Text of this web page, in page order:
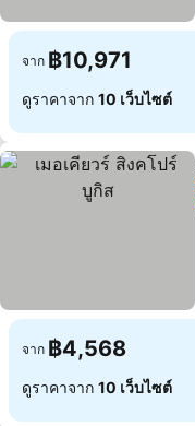
จาก ฿10,971
ดูราคาจาก 10 เว็บไซต์
จาก ฿4,568
ดูราคาจาก 10 เว็บไซต์